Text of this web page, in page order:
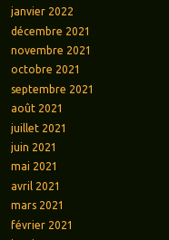
janvier 2022
décembre 2021
novembre 2021
octobre 2021
septembre 2021
août 2021
juillet 2021
juin 2021
mai 2021
avril 2021
mars 2021
février 2021